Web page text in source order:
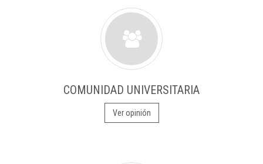
COMUNIDAD UNIVERSITARIA
Ver opinión